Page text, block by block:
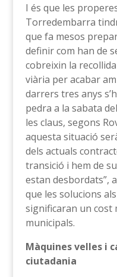
I és que les
Torredembarra
que fa mesos
definir com han de
cobreixin la
viària per acabar
darrers tres anys
pedra a la sabata
les claus, segons
aquesta situació
dels actuals
transició i hem de
estan desbordats”,
que les solucions
significaran un cost
municipals.
Màquines velles i
ciutadania